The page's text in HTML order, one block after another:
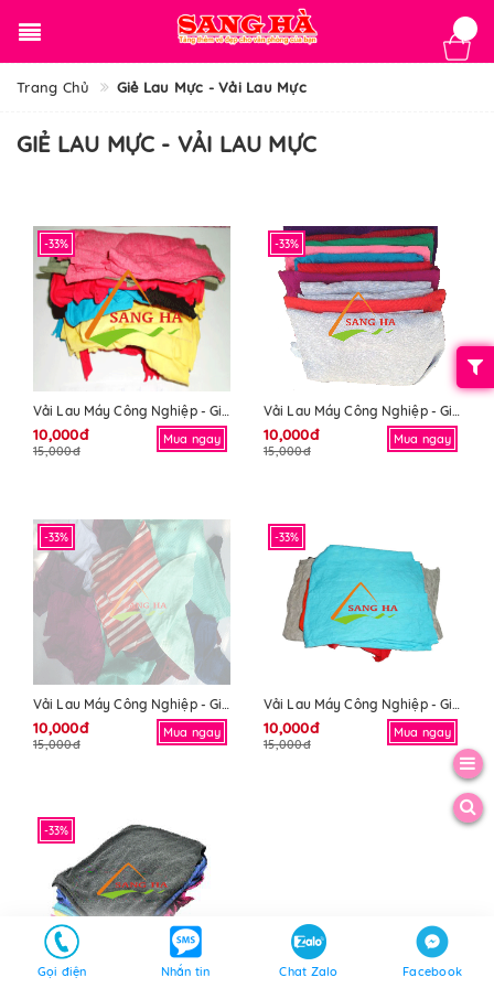
Trang Chủ Giẻ Lau Mực - Vải Lau Mực
GIẺ LAU MỰC - VẢI LAU MỰC
-33%
Vải Lau Máy Công Nghiệp - Giẻ Lau Máy Công Nghiệp
10,000đ
15,000đ
Mua ngay
-33%
Vải Lau Máy Công Nghiệp - Giẻ Lau Máy Công Nghiệp
10,000đ
15,000đ
Mua ngay
-33%
Vải Lau Máy Công Nghiệp - Giẻ Lau Máy Công Nghiệp
10,000đ
15,000đ
Mua ngay
-33%
Vải Lau Máy Công Nghiệp - Giẻ Lau Máy Công Nghiệp
10,000đ
15,000đ
Mua ngay
-33%
Gọi điện Nhắn tin Chat Zalo Facebook